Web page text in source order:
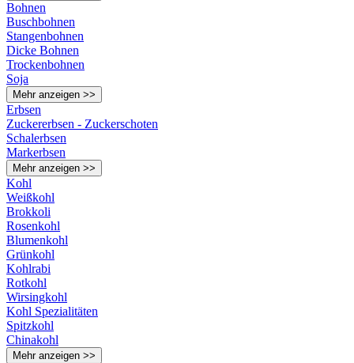
Bohnen
Buschbohnen
Stangenbohnen
Dicke Bohnen
Trockenbohnen
Soja
Mehr anzeigen >>
Erbsen
Zuckererbsen - Zuckerschoten
Schalerbsen
Markerbsen
Mehr anzeigen >>
Kohl
Weißkohl
Brokkoli
Rosenkohl
Blumenkohl
Grünkohl
Kohlrabi
Rotkohl
Wirsingkohl
Kohl Spezialitäten
Spitzkohl
Chinakohl
Mehr anzeigen >>